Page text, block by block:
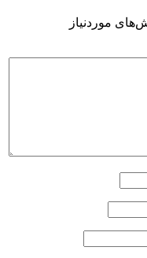
موردنیاز